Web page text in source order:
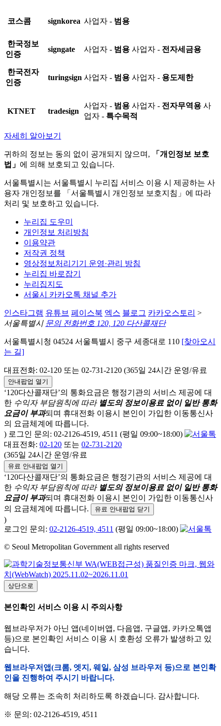
코스콤 signkorea 사업자 - 범용
한국정보
인증
signgate 사업자 - 범용 사업자 - 전자세금용
한국전자
인증
turingsign 사업자 - 범용 사업자 - 용도제한
KTNET tradesign
사업자 - 범용 사업자 - 전자무역용 사
업자 - 특수목적
자세히 알아보기
귀하의 정보는 동의 없이 공개되지 않으며,
「개인정보 보호
법」 에 의해 보호되고 있습니다.
서울특별시는 서울특별시 누리집 서비스 이용 시 제공하는 사
용자 개인정보를 「서울특별시 개인정보 보호지침」에 따라
처리 및 보호하고 있습니다.
누리집 도우미
개인정보 처리방침
이용약관
저작권 정책
영상정보처리기기 운영·관리 방침
누리집 바로잡기
누리집지도
서울시 카카오톡 채널 추가
인스타그램 유튜브 페이스북 엑스 블로그 카카오스토리 >
서울특별시 문의 전화번호 120, 120 다산콜재단
서울특별시청 04524 서울특별시 중구 세종대로 110 [찾아오시
는 길]
대표전화: 02-120 또는 02-731-2120 (365일 24시간 운영/유료
안내팝업 열기
‘120다산콜재단’의 통화요금은 행정기관의 서비스 제공에 대
한 수익자 부담원칙에 따라 별도의 정보이용료 없이 일반 통화
요금이 부과되며 휴대전화 이용시 본인이 가입한 이동통신사
의 요금체계에 따릅니다.
) 로그인 문의: 02-2126-4519, 4511 (평일 09:00~18:00)
대표전화: 02-120 또는 02-731-2120
(365일 24시간 운영/유료
유료 안내팝업 열기
‘120다산콜재단’의 통화요금은 행정기관의 서비스 제공에 대
한 수익자 부담원칙에 따라 별도의 정보이용료 없이 일반 통화
요금이 부과되며 휴대전화 이용시 본인이 가입한 이동통신사
의 요금체계에 따릅니다.
유료 안내팝업 닫기
)
로그인 문의: 02-2126-4519, 4511 (평일 09:00~18:00)
© Seoul Metropolitan Government all rights reserved
상단으로
본인확인 서비스 이용 시 주의사항
웹브라우저가 아닌 앱(네이버앱, 다음앱, 구글앱, 카카오톡앱
등)으로 본인확인 서비스 이용 시 호환성 오류가 발생하고 있
습니다.
웹브라우저앱(크롬, 엣지, 웨일, 삼성 브라우저 등)으로 본인확
인을 진행하여 주시기 바랍니다.
해당 오류는 조속히 처리하도록 하겠습니다. 감사합니다.
※ 문의: 02-2126-4519, 4511